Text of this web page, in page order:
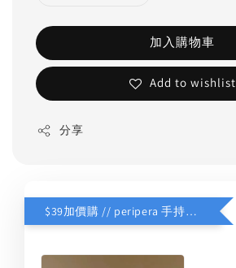
加入購物車
Add to wishlist
分享
$39加價購 // peripera 手持化妝鏡